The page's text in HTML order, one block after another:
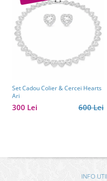
Set Cadou Colier & Cercei Hearts
Ari
600 Lei
300 Lei
INFO